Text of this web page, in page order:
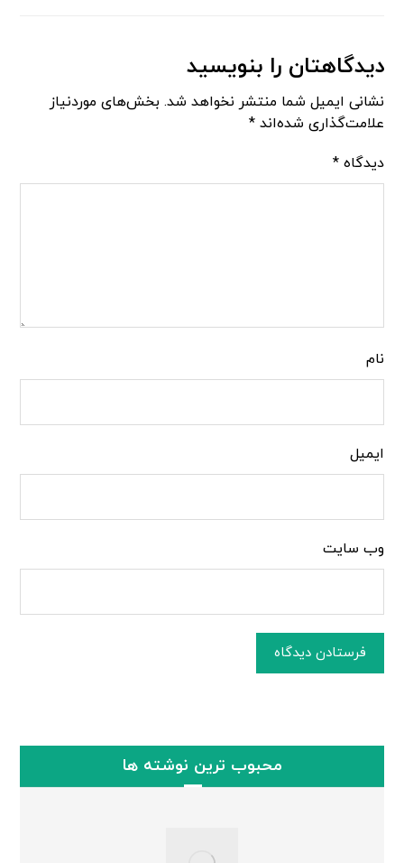
دیدگاهتان را بنویسید
نشانی ایمیل شما منتشر نخواهد شد. بخش‌های موردنیاز
علامت‌گذاری شده‌اند*
دیدگاه*
نام
ایمیل
وب‌ سایت
فرستادن دیدگاه
محبوب ترین نوشته ها